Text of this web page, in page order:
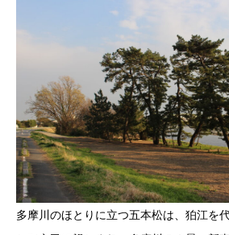
多摩川のほとりに立つ五本松は、狛江を